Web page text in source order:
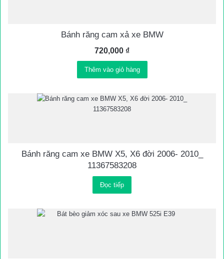
Bánh răng cam xả xe BMW
720,000 ₫
Thêm vào giỏ hàng
Bánh răng cam xe BMW X5, X6 đời 2006- 2010_
11367583208
Đọc tiếp